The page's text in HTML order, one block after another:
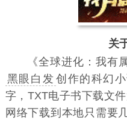
关
《全球进化：我有
黑眼白发 创作的科幻
字，TXT电子书下载文
网络下载到本地只需要